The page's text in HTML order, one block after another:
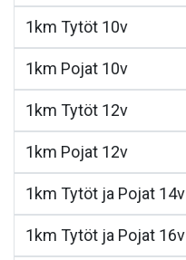
1km Tytöt 10v
1km Pojat 10v
1km Tytöt 12v
1km Pojat 12v
1km Tytöt ja Pojat 14v
1km Tytöt ja Pojat 16v